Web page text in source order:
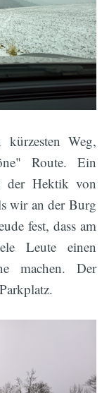
Weg,
Route. Ein
der Hektik von
wir an der Burg
fest, dass am
Leute einen
machen. Der